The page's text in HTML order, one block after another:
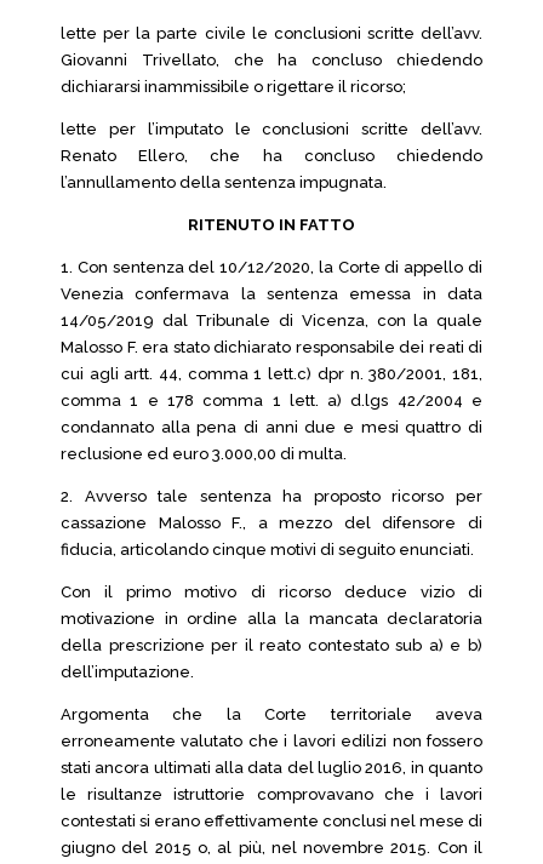
lette per la parte civile le conclusioni scritte dell’avv.
Giovanni Trivellato, che ha concluso chiedendo
dichiararsi inammissibile o rigettare il ricorso;
lette per l’imputato le conclusioni scritte dell’avv.
Renato Ellero, che ha concluso chiedendo
l’annullamento della sentenza impugnata.
RITENUTO IN FATTO
1. Con sentenza del 10/12/2020, la Corte di appello di
Venezia confermava la sentenza emessa in data
14/05/2019 dal Tribunale di Vicenza, con la quale
Malosso F. era stato dichiarato responsabile dei reati di
cui agli artt. 44, comma 1 lett.c) dpr n. 380/2001, 181,
comma 1 e 178 comma 1 lett. a) d.lgs 42/2004 e
condannato alla pena di anni due e mesi quattro di
reclusione ed euro 3.000,00 di multa.
2. Avverso tale sentenza ha proposto ricorso per
cassazione Malosso F., a mezzo del difensore di
fiducia, articolando cinque motivi di seguito enunciati.
Con il primo motivo di ricorso deduce vizio di
motivazione in ordine alla la mancata declaratoria
della prescrizione per il reato contestato sub a) e b)
dell’imputazione.
Argomenta che la Corte territoriale aveva
erroneamente valutato che i lavori edilizi non fossero
stati ancora ultimati alla data del luglio 2016, in quanto
le risultanze istruttorie comprovavano che i lavori
contestati si erano effettivamente conclusi nel mese di
giugno del 2015 o, al più, nel novembre 2015. Con il